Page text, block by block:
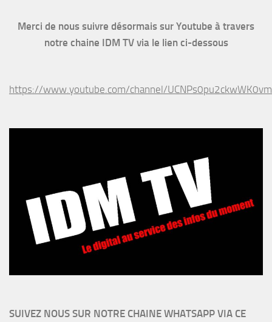
Merci de nous suivre désormais sur Youtube à travers
notre chaine IDM TV via le lien ci-dessous
https://www.youtube.com/channel/
SUIVEZ NOUS SUR NOTRE CHAINE WHATSAPP VIA CE